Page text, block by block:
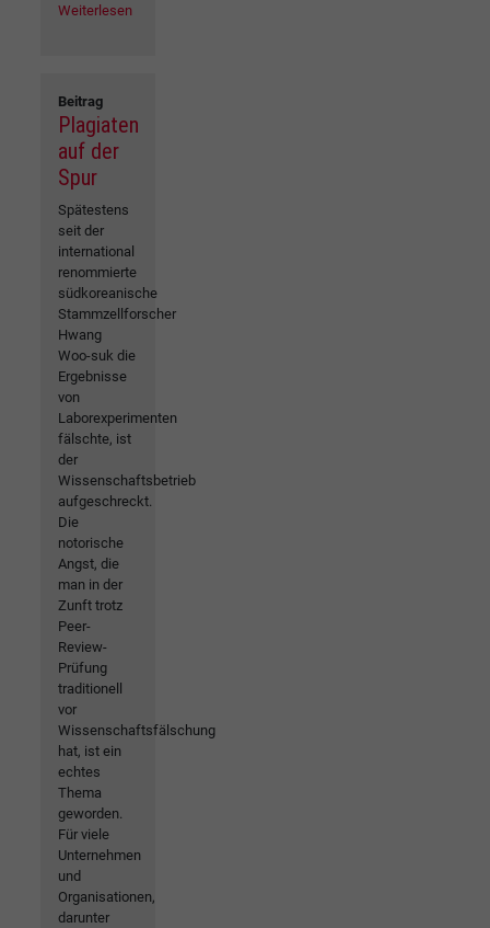
Weiterlesen
Beitrag
Plagiaten
auf der
Spur
Spätestens
seit der
international
renommierte
südkoreanische
Stammzellforscher
Hwang
Woo-suk die
Ergebnisse
von
Laborexperimenten
fälschte, ist
der
Wissenschaftsbetrieb
aufgeschreckt.
Die
notorische
Angst, die
man in der
Zunft trotz
Peer-
Review-
Prüfung
traditionell
vor
Wissenschaftsfälschung
hat, ist ein
echtes
Thema
geworden.
Für viele
Unternehmen
und
Organisationen,
darunter